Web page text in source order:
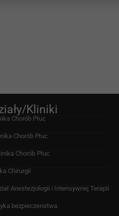
Kliniki
Chorób Płuc
Chorób Płuc
Chorób Płuc
Chirurgii
Anestezjologii i Intensywnej Terapii
bezpieczenstwa